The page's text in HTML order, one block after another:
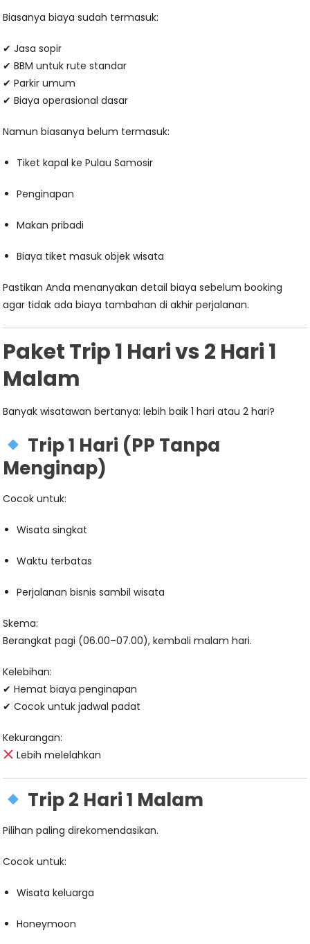
Biasanya biaya sudah termasuk:
✔ Jasa sopir
✔ BBM untuk rute standar
✔ Parkir umum
✔ Biaya operasional dasar
Namun biasanya belum termasuk:
Tiket kapal ke Pulau Samosir
Penginapan
Makan pribadi
Biaya tiket masuk objek wisata
Pastikan Anda menanyakan detail biaya sebelum booking
agar tidak ada biaya tambahan di akhir perjalanan.
Paket Trip 1 Hari vs 2 Hari 1
Malam
Banyak wisatawan bertanya: lebih baik 1 hari atau 2 hari?
Trip 1 Hari (PP Tanpa
Menginap)
Cocok untuk:
Wisata singkat
Waktu terbatas
Perjalanan bisnis sambil wisata
Skema:
Berangkat pagi (06.00–07.00), kembali malam hari.
Kelebihan:
✔ Hemat biaya penginapan
✔ Cocok untuk jadwal padat
Kekurangan:
Lebih melelahkan
Trip 2 Hari 1 Malam
Pilihan paling direkomendasikan.
Cocok untuk:
Wisata keluarga
Honeymoon